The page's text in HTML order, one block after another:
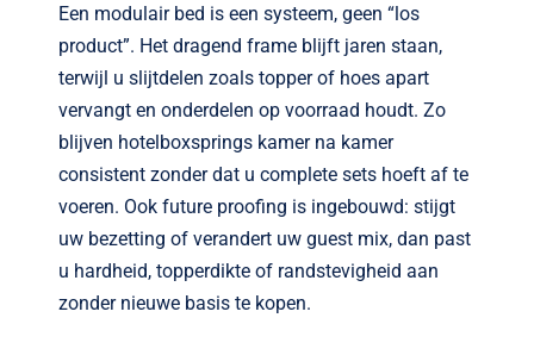
Een modulair bed is een systeem, geen “los
product”. Het dragend frame blijft jaren staan,
terwijl u slijtdelen zoals topper of hoes apart
vervangt en onderdelen op voorraad houdt. Zo
blijven hotelboxsprings kamer na kamer
consistent zonder dat u complete sets hoeft af te
voeren. Ook future proofing is ingebouwd: stijgt
uw bezetting of verandert uw guest mix, dan past
u hardheid, topperdikte of randstevigheid aan
zonder nieuwe basis te kopen.